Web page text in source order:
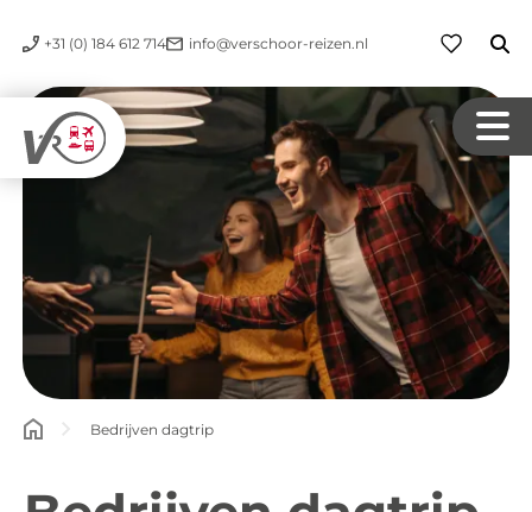
+31 (0) 184 612 714 info@verschoor-reizen.nl
Bedrijven dagtrip